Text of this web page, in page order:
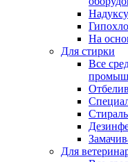
На
Для стирки
Все
Для